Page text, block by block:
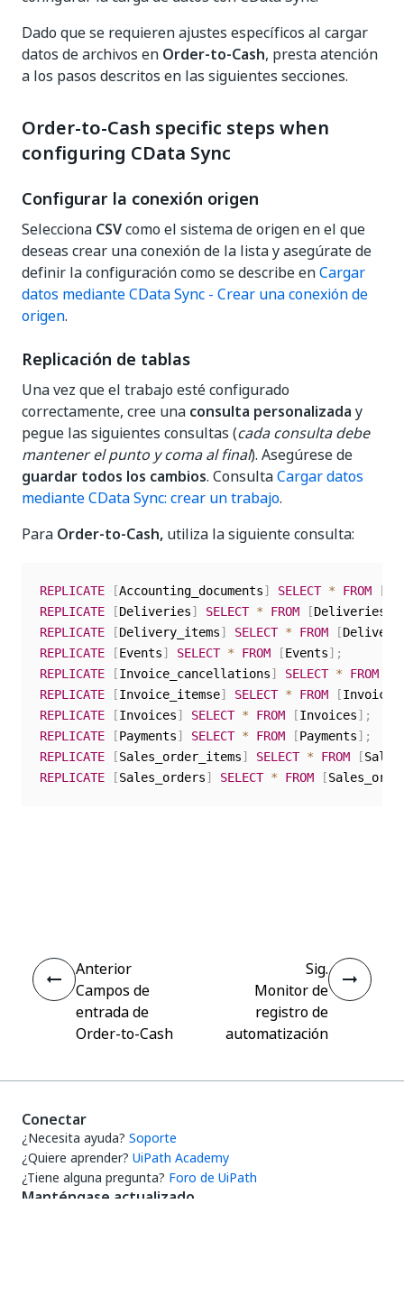
Dado que se requieren ajustes específicos al cargar
datos de archivos en Order-to-Cash, presta atención
a los pasos descritos en las siguientes secciones.
Order-to-Cash specific steps when
configuring CData Sync
Configurar la conexión origen
Selecciona CSVcomo el sistema de origen en el que
deseas crear una conexión de la lista y asegúrate de
definir la configuración como se describe enCargar
datos mediante CData Sync - Crear una conexión de
origen.
Replicación de tablas
Una vez que el trabajo esté configurado
correctamente, cree una consulta personalizada y
pegue las siguientes consultas (cada consulta debe
mantener el punto y coma al final). Asegúrese de
guardar todos los cambios. ConsultaCargar datos
mediante CData Sync: crear un trabajo.
Para Order-to-Cash, utiliza la siguiente consulta:
REPLICATE [Accounting_documents] SELECT * FROM
REPLICATE
[Deliveries] SELECT * FROM [Deliveries
REPLICATE
[Delivery_items] SELECT * FROM [
REPLICATE
[Events] SELECT * FROM [Events] ;
REPLICATE
[Invoice_cancellations] SELECT * FROM
REPLICATE
[Invoice_itemse] SELECT * FROM [
REPLICATE
[Invoices] SELECT * FROM [Invoices] ;
REPLICATE
[Payments] SELECT * FROM [Payments] ;
REPLICATE
[Sales_order_items] SELECT * FROM [
REPLICATE
[Sales_orders] SELECT * FROM [
Anterior
Campos de
entrada de
Order-to-Cash
Sig.
Monitor de
registro de
automatización
Conectar
¿Necesita ayuda? Soporte
¿Quiere aprender? UiPath Academy
¿Tiene alguna pregunta? Foro de UiPath
Manténgase actualizado